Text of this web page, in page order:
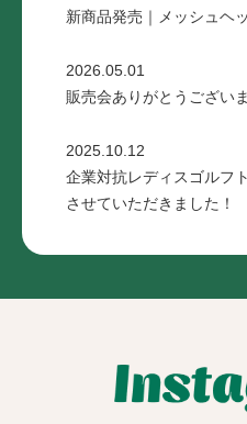
新商品発売｜メッシュヘ
2026.05.01
販売会ありがとうござい
2025.10.12
企業対抗レディスゴルフ
させていただきました！